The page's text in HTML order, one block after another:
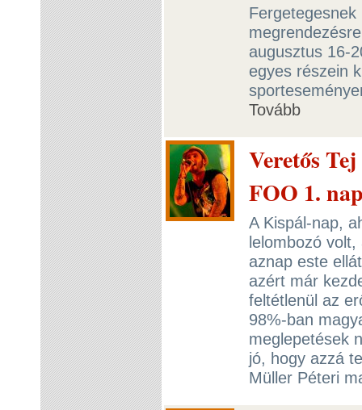
augusztus 16-
egyes részein
Tovább
Veretős
FOO 1.
A Kispál-nap,
lelombozó
aznap este
azért már
feltétlenül az
98%-ban
meglepetések
jó, hogy azzá
Müller Péteri